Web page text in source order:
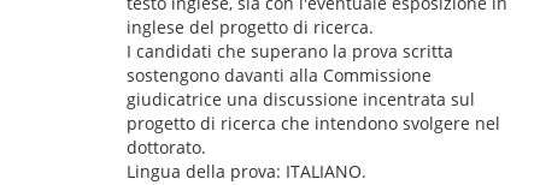
inglese del progetto di ricerca.
I candidati che superano la prova scritta
sostengono davanti alla Commissione
giudicatrice una discussione incentrata sul
progetto di ricerca che intendono svolgere nel
dottorato.
Lingua della prova: ITALIANO.